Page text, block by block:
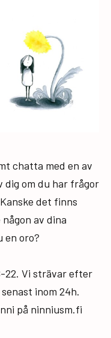
chatta med en av
dig om du har frågor
det finns
av dina
en oro?
22. Vi strävar efter
inom 24h.
på ninniusm.fi